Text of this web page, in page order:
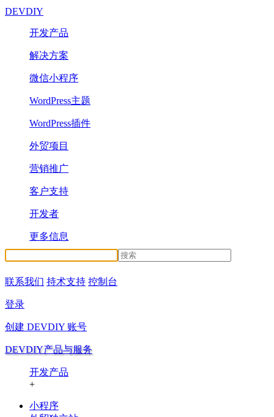
DEVDIY
开发产品
解决方案
微信小程序
WordPress主题
WordPress插件
外贸项目
营销推广
客户支持
开发者
更多信息
联系我们 持术支持 控制台
登录
创建 DEVDIY 账号
DEVDIY产品与服务
开发产品
+
小程序